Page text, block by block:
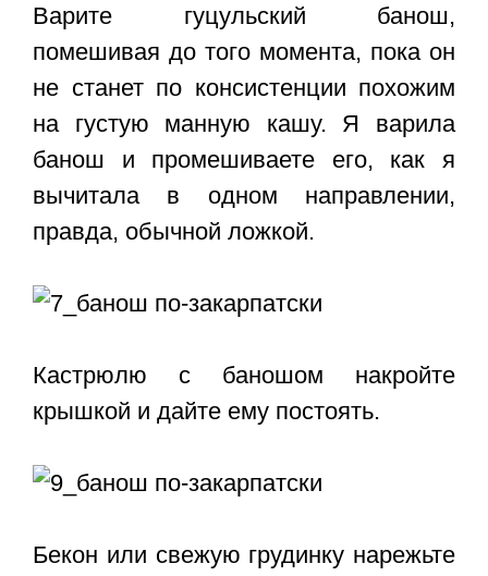
Варите гуцульский банош,
помешивая до того момента, пока он
не станет по консистенции похожим
на густую манную кашу. Я варила
банош и промешиваете его, как я
вычитала в одном направлении,
правда, обычной ложкой.
Кастрюлю с баношом накройте
крышкой и дайте ему постоять.
Бекон или свежую грудинку нарежьте